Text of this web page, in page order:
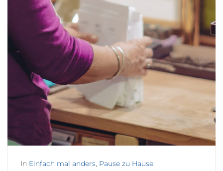
In Einfach mal anders, Pause zu Hause